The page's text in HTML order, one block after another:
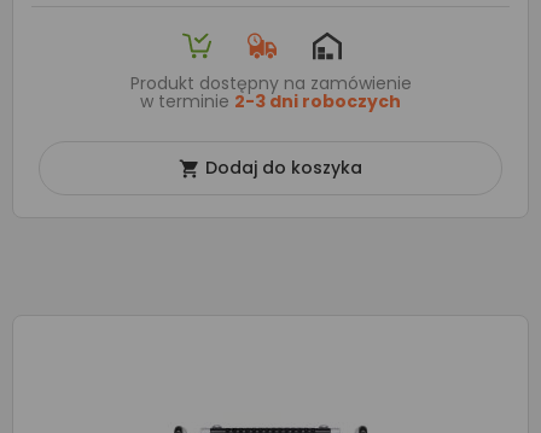
Produkt dostępny na zamówienie
w terminie 2-3 dni roboczych
 Dodaj do koszyka